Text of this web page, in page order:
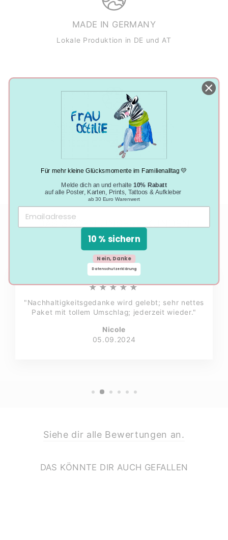
MADE IN GERMANY
Lokale Produktion in DE und AT
NACHHALTIGE PRODUKTION
Klimaneutral, plastikfrei und vegan
★★★★★
"Nachhaltigkeitsgedanke wird gelebt; sehr nettes
Paket mit tollem Umschlag; jederzeit wieder."
Nicole
05.09.2024
Siehe dir alle Bewertungen an.
DAS KÖNNTE DIR AUCH GEFALLEN
Für mehr kleine Glücksmomente im Familienalltag 💛
Melde dich an und erhalte10% Rabatt
auf alle Poster, Karten, Prints, Tattoos & Aufkleber
ab 30 Euro Warenwert
10 % sichern
Nein, Danke
Datenschutzerklärung